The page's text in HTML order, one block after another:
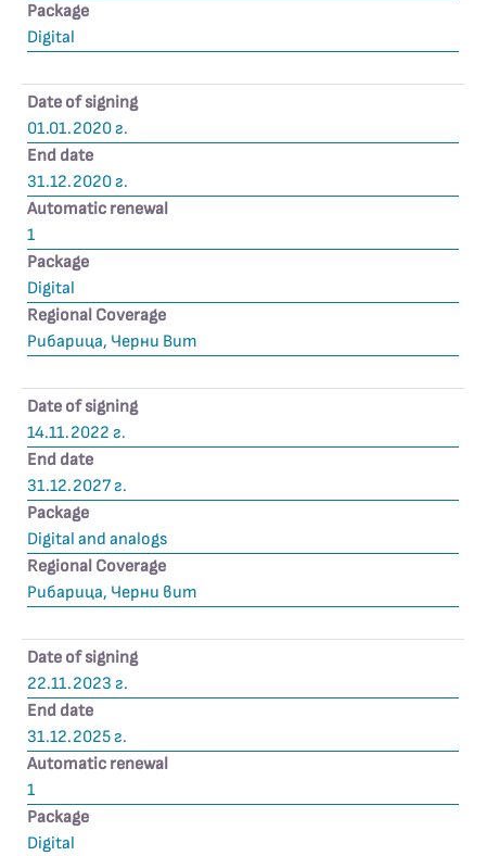
Package
Digital
Date of signing
01.01.2020 г.
End date
31.12.2020 г.
Automatic renewal
1
Package
Digital
Regional Coverage
Рибарица, Черни Вит
Date of signing
14.11.2022 г.
End date
31.12.2027 г.
Package
Digital and analogs
Regional Coverage
Рибарица, Черни вит
Date of signing
22.11.2023 г.
End date
31.12.2025 г.
Automatic renewal
1
Package
Digital